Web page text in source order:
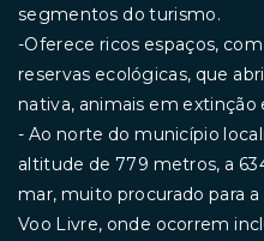
segmentos do turismo.
-Oferece ricos espaços,
reservas ecológicas, que
nativa, animais em extinção
- Ao norte do município
altitude de 779 metros, a
mar, muito procurado para
Voo Livre, onde ocorrem